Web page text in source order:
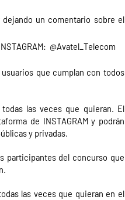
un comentario sobre el
: @Avatel Telecom
usuarios que cumplan con todos
las veces que quieran. El
de INSTAGRAMy podrán
y privadas.
participantes del concurso que
.
las veces que quieran en el